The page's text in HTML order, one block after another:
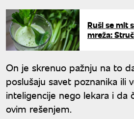
Ruši se mit
mreža:
On je skrenuo pažnju na to
poslušaju savet poznanika ili
inteligencije nego lekara i da
ovim rešenjem.